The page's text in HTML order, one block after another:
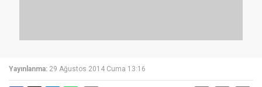
Yayınlanma: 29 Ağustos 2014 Cuma 13:16